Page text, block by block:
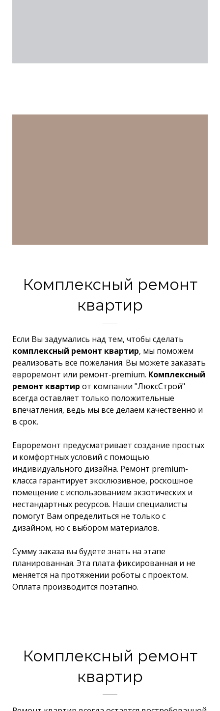
Комплексный ремонт
квартир
Если Вы задумались над тем, чтобы сделать
комплексный ремонт квартир, мы поможем
реализовать все пожелания. Вы можете заказать
евроремонт или ремонт-premium. Комплексный
ремонт квартир от компании "ЛюксСтрой"
всегда оставляет только положительные
впечатления, ведь мы все делаем качественно и
в срок.
Евроремонт предусматривает создание простых
и комфортных условий с помощью
индивидуального дизайна. Ремонт premium-
класса гарантирует эксклюзивное, роскошное
помещение с использованием экзотических и
нестандартных ресурсов. Наши специалисты
помогут Вам определиться не только с
дизайном, но с выбором материалов.
Сумму заказа вы будете знать на этапе
планированная. Эта плата фиксированная и не
меняется на протяжении роботы с проектом.
Оплата производится поэтапно.
Комплексный ремонт
квартир